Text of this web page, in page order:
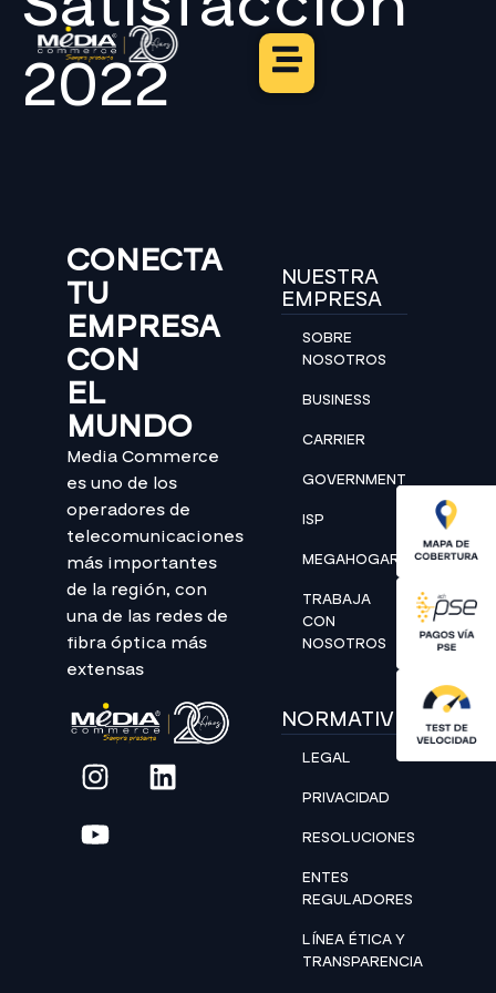
2022
CONECTA
TU
EMPRESA
CON
EL
MUNDO
Media Commerce
es uno de los
operadores de
telecomunicaciones
más importantes
de la región, con
una de las redes de
fibra óptica más
extensas
NUESTRA
EMPRESA
SOBRE
NOSOTROS
BUSINESS
CARRIER
GOVERNMENT
ISP
MEGAHOGAR
TRABAJA
CON
NOSOTROS
NORMATIVIDAD
LEGAL
PRIVACIDAD
RESOLUCIONES
ENTES
REGULADORES
LÍNEA ÉTICA Y
TRANSPARENCIA